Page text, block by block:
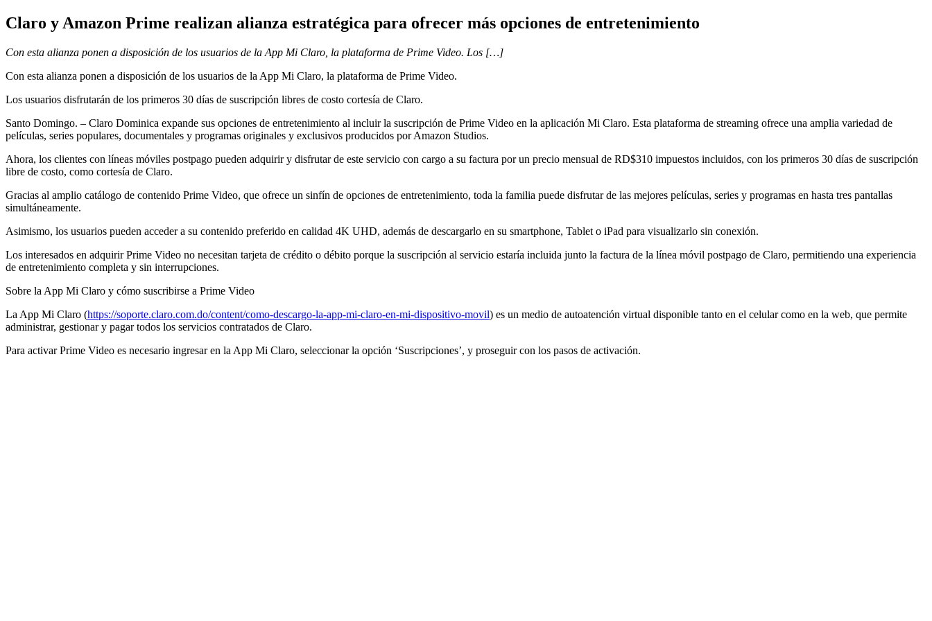
Claro y Amazon Prime realizan alianza estratégica para ofrecer más opciones de entretenimiento
Con esta alianza ponen a disposición de los usuarios de la App Mi Claro, la plataforma de Prime Video. Los […]
Con esta alianza ponen a disposición de los usuarios de la App Mi Claro, la plataforma de Prime Video.
Los usuarios disfrutarán de los primeros 30 días de suscripción libres de costo cortesía de Claro.
Santo Domingo. – Claro Dominica expande sus opciones de entretenimiento al incluir la suscripción de Prime Video en la aplicación Mi Claro. Esta plataforma de streaming ofrece una amplia variedad de
películas, series populares, documentales y programas originales y exclusivos producidos por Amazon Studios.
Ahora, los clientes con líneas móviles postpago pueden adquirir y disfrutar de este servicio con cargo a su factura por un precio mensual de RD$310 impuestos incluidos, con los primeros 30 días de suscripción
libre de costo, como cortesía de Claro.
Gracias al amplio catálogo de contenido Prime Video, que ofrece un sinfín de opciones de entretenimiento, toda la familia puede disfrutar de las mejores películas, series y programas en hasta tres pantallas
simultáneamente.
Asimismo, los usuarios pueden acceder a su contenido preferido en calidad 4K UHD, además de descargarlo en su smartphone, Tablet o iPad para visualizarlo sin conexión.
Los interesados en adquirir Prime Video no necesitan tarjeta de crédito o débito porque la suscripción al servicio estaría incluida junto la factura de la línea móvil postpago de Claro, permitiendo una experiencia
de entretenimiento completa y sin interrupciones.
Sobre la App Mi Claro y cómo suscribirse a Prime Video
La App Mi Claro (https://soporte.claro.com.do/content/como-descargo-la-app-mi-claro-en-mi-dispositivo-movil) es un medio de autoatención virtual disponible tanto en el celular como en la web, que permite
administrar, gestionar y pagar todos los servicios contratados de Claro.
Para activar Prime Video es necesario ingresar en la App Mi Claro, seleccionar la opción ‘Suscripciones’, y proseguir con los pasos de activación.